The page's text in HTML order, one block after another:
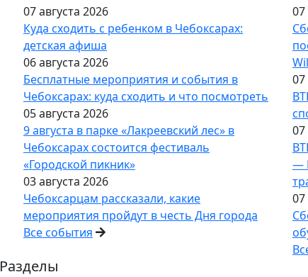
07 августа 2026
Куда сходить с ребенком в Чебоксарах:
детская афиша
06 августа 2026
Бесплатные мероприятия и события в
Чебоксарах: куда сходить и что посмотреть
05 августа 2026
9 августа в парке «Лакреевский лес» в
Чебоксарах состоится фестиваль
«Городской пикник»
03 августа 2026
Чебоксарцам рассказали, какие
мероприятия пройдут в честь Дня города
Все события
07
07
07
—
07
Разделы